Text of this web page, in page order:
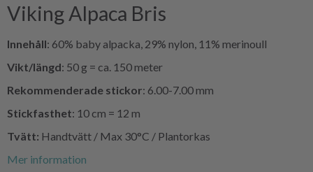
Viking Alpaca Bris
Innehåll: 60% baby alpacka, 29% nylon, 11% merinoull
Vikt/längd: 50 g = ca. 150 meter
Rekommenderade stickor: 6.00-7.00 mm
Stickfasthet: 10 cm = 12 m
Tvätt: Handtvätt / Max 30°C / Plantorkas
Mer information